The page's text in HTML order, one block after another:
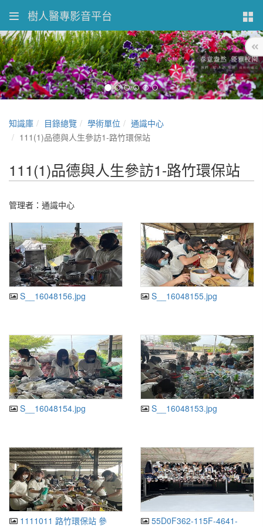
樹人醫專影音平台
知識庫 目錄總覽 學術單位
通識中心
111(1)品德與人生參訪1-路竹環保站
111(1)品德與人生參訪1-路竹環保站
管理者：通識中心
S__16048156.jpg S__16048155.jpg
S__16048154.jpg S__16048153.jpg
1111011 路竹環保站 參
55D0F362-115F-4641-